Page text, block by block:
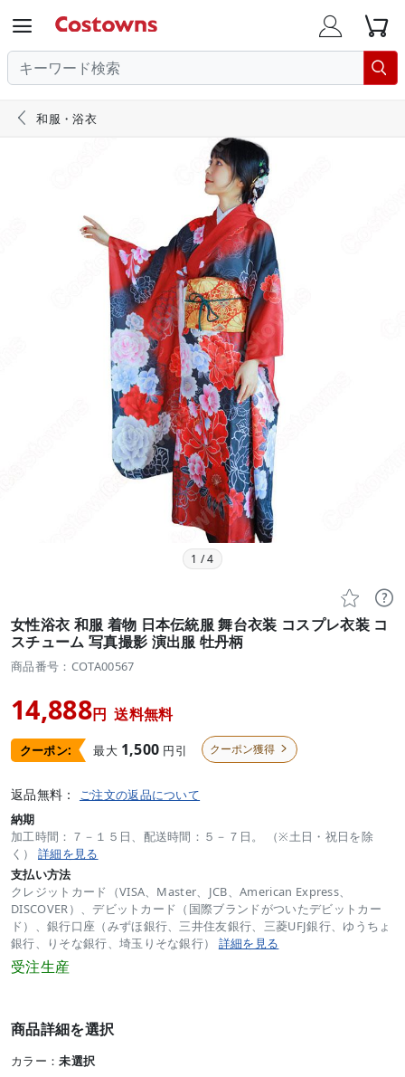
  

 和服・浴衣
1 /4
 
女性浴衣 和服 着物 日本伝統服 舞台衣装 コスプレ衣装 コ
スチューム 写真撮影 演出服 牡丹柄
商品番号：COTA00567
14,888円 送料無料
クーポン: 最大 1,500 円引 クーポン獲得 
返品無料： ご注文の返品について
納期
加工時間：７－１５日、配送時間：５－７日。 （※土日・祝日を除
く） 詳細を見る
支払い方法
クレジットカード（VISA、Master、JCB、American Express、
DISCOVER）、デビットカード（国際ブランドがついたデビットカー
ド）、銀行口座（みずほ銀行、三井住友銀行、三菱UFJ銀行、ゆうちょ
銀行、りそな銀行、埼玉りそな銀行） 詳細を見る
受注生産
商品詳細を選択
カラー：未選択